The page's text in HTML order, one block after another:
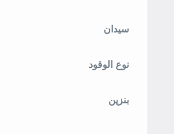
سيدان
نوع الوقود
بنزين